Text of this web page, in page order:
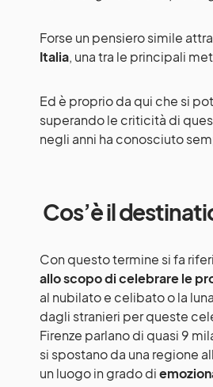
Forse un pensiero simile
Italia, una tra le principali
Ed è proprio da qui che si
superando le criticità di
negli anni ha conosciuto
Cos’è il
Con questo termine si fa
allo scopo di celebrare le
al nubilato e celibato o la
dagli stranieri per queste
Firenze parlano di quasi 9
si spostano da una regione
un luogo in grado di